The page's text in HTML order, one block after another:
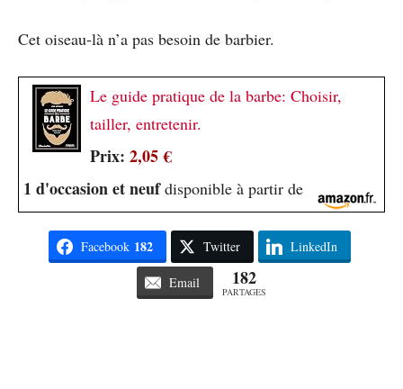
Cet oiseau-là n’a pas besoin de barbier.
Le guide pratique de la barbe: Choisir,
tailler, entretenir.
Prix: 2,05 €
1 d'occasion et neufdisponible à partir de
Facebook 182 Twitter LinkedIn
Email 182
PARTAGES